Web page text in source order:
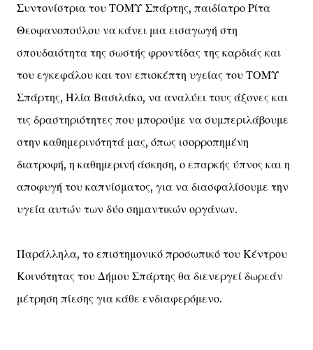
Συντονίστρια του ΤΟΜΥ Σπάρτης, παιδίατρο Ρίτα
Θεοφανοπούλου να κάνει μια εισαγωγή στη
σπουδαιότητα της σωστής φροντίδας της καρδιάς και
του εγκεφάλου και τον επισκέπτη υγείας του ΤΟΜΥ
Σπάρτης, Ηλία Βασιλάκο, να αναλύει τους άξονες και
τις δραστηριότητες που μπορούμε να συμπεριλάβουμε
στην καθημερινότητά μας, όπως ισορροπημένη
διατροφή, η καθημερινή άσκηση, ο επαρκής ύπνος και η
αποφυγή του καπνίσματος, για να διασφαλίσουμε την
υγεία αυτών των δύο σημαντικών οργάνων.
Παράλληλα, το επιστημονικό προσωπικό του Κέντρου
Κοινότητας του Δήμου Σπάρτης θα διενεργεί δωρεάν
μέτρηση πίεσης για κάθε ενδιαφερόμενο.